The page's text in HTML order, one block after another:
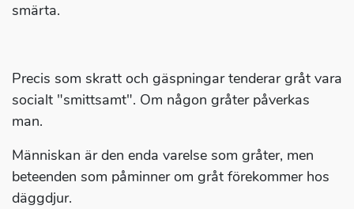
smärta.
Precis som skratt och gäspningar tenderar gråt vara
socialt "smittsamt". Om någon gråter påverkas
man.
Människan är den enda varelse som gråter, men
beteenden som påminner om gråt förekommer hos
däggdjur.